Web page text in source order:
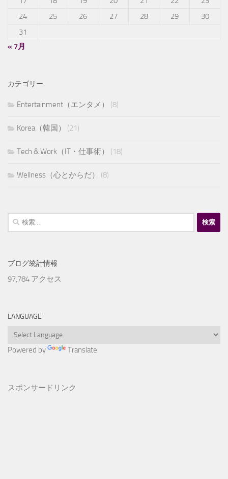
24
25 26 27 28 29
30
31
« 7月
カテゴリー
Entertainment（エンタメ） (8)
Korea（韓国） (21)
Tech & Work（IT・仕事術） (18)
Wellness（心とからだ） (8)
検
索:
ブログ統計情報
97,784 アクセス
LANGUAGE
Powered by Translate
スポンサードリンク